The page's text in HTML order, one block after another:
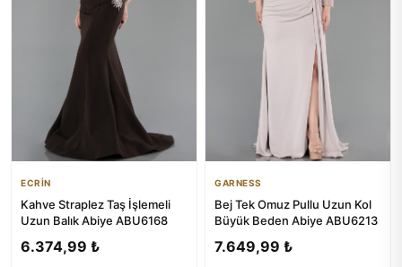
ECRİN
Kahve Straplez Taş İşlemeli
Uzun Balık Abiye ABU6168
6.374,99 ₺
GARNESS
Bej Tek Omuz Pullu Uzun Kol
Büyük Beden Abiye ABU6213
7.649,99 ₺